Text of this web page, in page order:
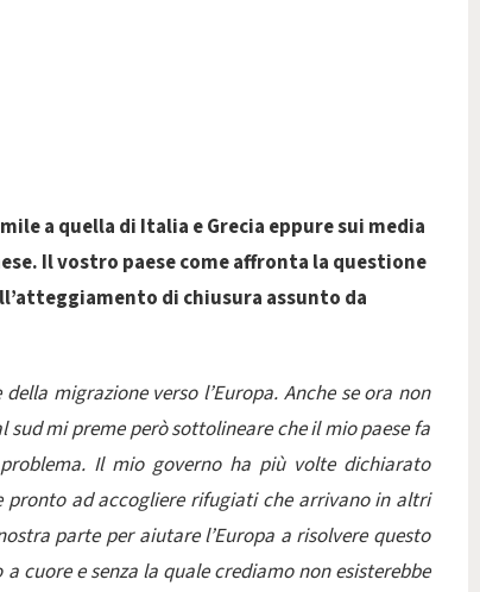
a quella di Italia e Grecia eppure sui media
Il vostro paese come affronta la questione
di chiusura assunto da
migrazione verso l’Europa. Anche se ora non
mi preme però sottolineare che il mio paese fa
Il mio governo ha più volte dichiarato
pronto ad accogliere rifugiati che arrivano in altri
parte per aiutare l’Europa a risolvere questo
cuore e senza la quale crediamo non esisterebbe